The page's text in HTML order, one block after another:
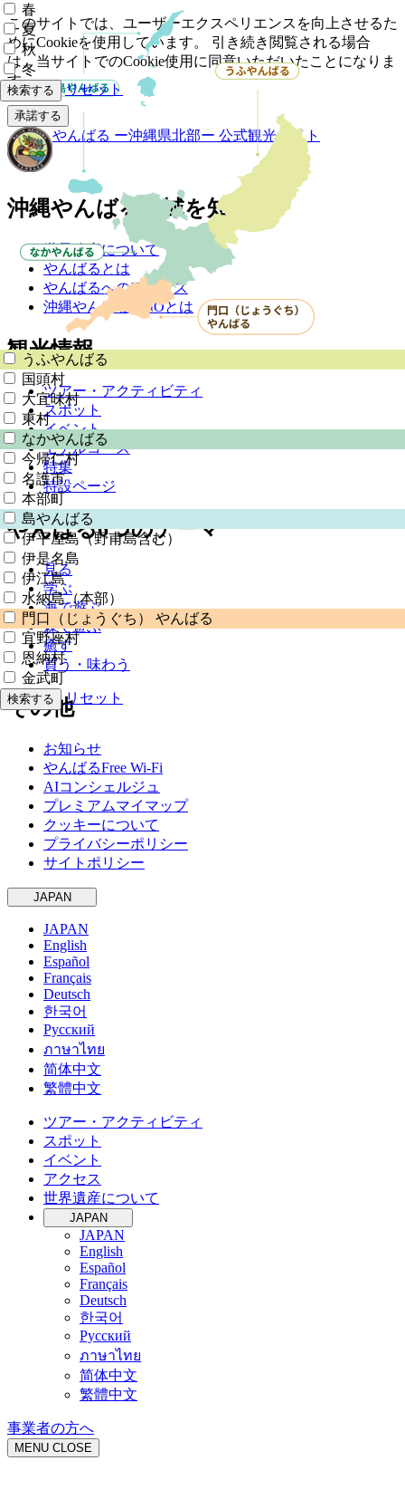
このサイトでは、ユーザーエクスペリエンスを向上させるた
めにCookieを使用しています。 引き続き閲覧される場合
は、当サイトでのCookie使用に同意いただいたことになりま
す。
承諾する
やんばる ー沖縄県北部ー 公式観光サイト
沖縄やんばる地域を知る
世界遺産について
やんばるとは
やんばるへのアクセス
沖縄やんばるDMOとは
観光情報
ツアー・アクティビティ
スポット
イベント
モデルコース
特集
特設ページ
やんばる6つのテーマ
見る
学ぶ
海で遊ぶ
森で遊ぶ
癒す
買う・味わう
その他
お知らせ
やんばるFree Wi-Fi
AIコンシェルジュ
プレミアムマイマップ
クッキーについて
プライバシーポリシー
サイトポリシー
JAPAN
JAPAN
English
Español
Français
Deutsch
한국어
Русский
ภาษาไทย
简体中文
繁體中文
ツアー・アクティビティ
スポット
イベント
アクセス
世界遺産について
JAPAN
JAPAN
English
Español
Français
Deutsch
한국어
Русский
ภาษาไทย
简体中文
繁體中文
事業者の方へ
MENU CLOSE
うふやんばる
国頭村
大宜味村
東村
なかやんばる
今帰仁村
名護市
本部町
島やんばる
伊平屋島（野甫島含む）
伊是名島
伊江島
水納島（本部）
門口（じょうぐち） やんばる
宜野座村
恩納村
金武町
検索する リセット
春
夏
秋
冬
検索する リセット